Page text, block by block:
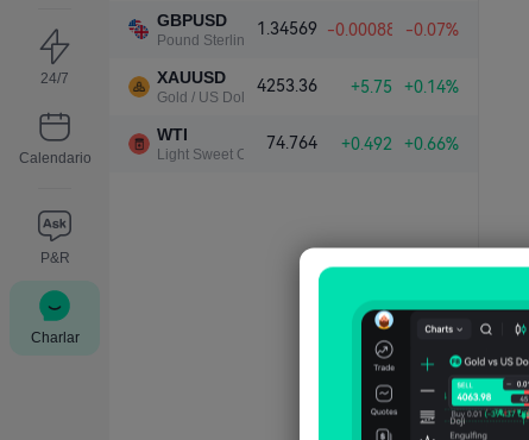
24/7
Calendario
P&R
Charlar
GBPUSD
Pound Sterling / US Dollar
1.34569 -0.00088 -0.07%
XAUUSD
Gold / US Dollar
4253.36 +5.75 +0.14%
WTI
Light Sweet Crude Oil
74.764 +0.492 +0.66%